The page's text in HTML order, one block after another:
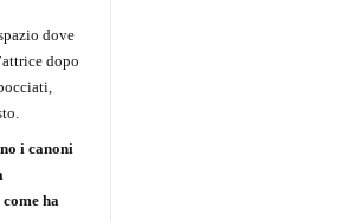
dove
dopo
i canoni
ha